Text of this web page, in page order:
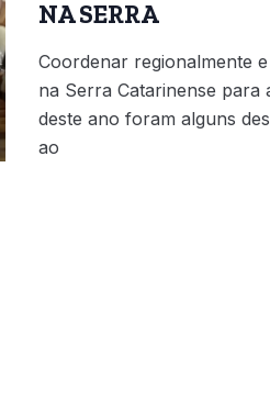
NA SERRA
Coordenar regionalmente
na Serra Catarinense para
deste ano foram alguns
ao